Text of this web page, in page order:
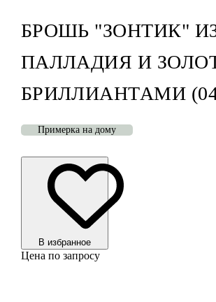
БРОШЬ "ЗОНТИК"
ПАЛЛАДИЯ И
БРИЛЛИАНТАМИ
Примерка на дому
В избранноe
Цена по запросу